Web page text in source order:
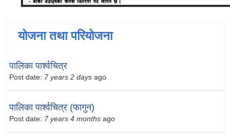
योजना तथा परियोजना
पालिका पार्श्वचित्र
Post date: 7 years 2 days ago
पालिका पार्श्वचित्र (फागुन)
Post date: 7 years 4 months ago